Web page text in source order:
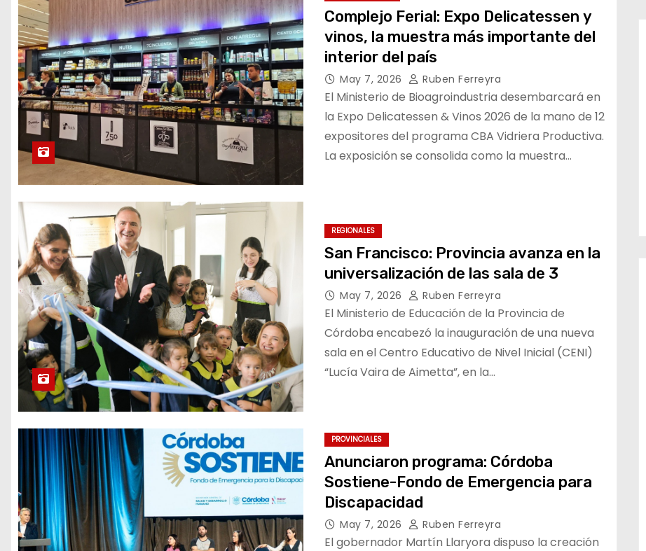
Complejo Ferial: Expo Delicatessen y
vinos, la muestra más importante del
interior del país
May 7, 2026 Ruben Ferreyra
El Ministerio de Bioagroindustria desembarcará en
la Expo Delicatessen & Vinos 2026 de la mano de 12
expositores del programa CBA Vidriera Productiva.
La exposición se consolida como la muestra…
REGIONALES
San Francisco: Provincia avanza en la
universalización de las sala de 3
May 7, 2026 Ruben Ferreyra
El Ministerio de Educación de la Provincia de
Córdoba encabezó la inauguración de una nueva
sala en el Centro Educativo de Nivel Inicial (CENI)
“Lucía Vaira de Aimetta”, en la…
PROVINCIALES
Anunciaron programa: Córdoba
Sostiene-Fondo de Emergencia para
Discapacidad
May 7, 2026 Ruben Ferreyra
El gobernador Martín Llaryora dispuso la creación